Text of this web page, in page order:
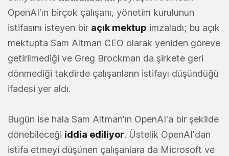
OpenAI'ın birçok çalışanı, yönetim kurulunun
istifasını isteyen bir açık mektup imzaladı; bu açık
mektupta Sam Altman CEO olarak yeniden göreve
getirilmediği ve Greg Brockman da şirkete geri
dönmediği takdirde çalışanların istifayı düşündüğü
ifadesi yer aldı.
Bugün ise hala Sam Altman'ın OpenAI'a bir şekilde
dönebileceği iddia ediliyor. Üstelik OpenAI'dan
istifa etmeyi düşünen çalışanlara da Microsoft ve